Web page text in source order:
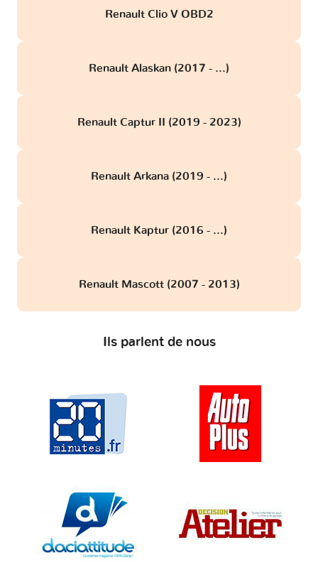
Renault Clio V OBD2
Renault Alaskan (2017 - ...)
Renault Captur II (2019 - 2023)
Renault Arkana (2019 - ...)
Renault Kaptur (2016 - ...)
Renault Mascott (2007 - 2013)
Ils parlent de nous